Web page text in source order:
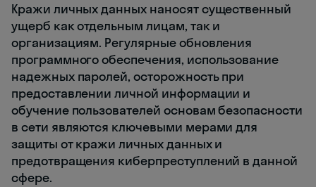
Кражи личных данных наносят существенный
ущерб как отдельным лицам, так и
организациям. Регулярные обновления
программного обеспечения, использование
надежных паролей, осторожность при
предоставлении личной информации и
обучение пользователей основам безопасности
в сети являются ключевыми мерами для
защиты от кражи личных данных и
предотвращения киберпреступлений в данной
сфере.